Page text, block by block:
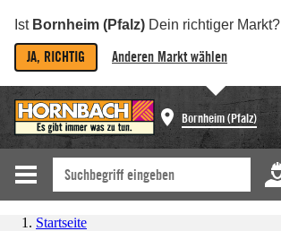
Ist Bornheim (Pfalz) Dein richtiger Markt?
JA, RICHTIG Anderen Markt wählen
Bornheim (Pfalz)
Startseite